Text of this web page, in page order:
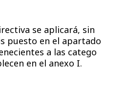
se aplicará, sin
puesto en el apartado
a las catego
en el anexo I.